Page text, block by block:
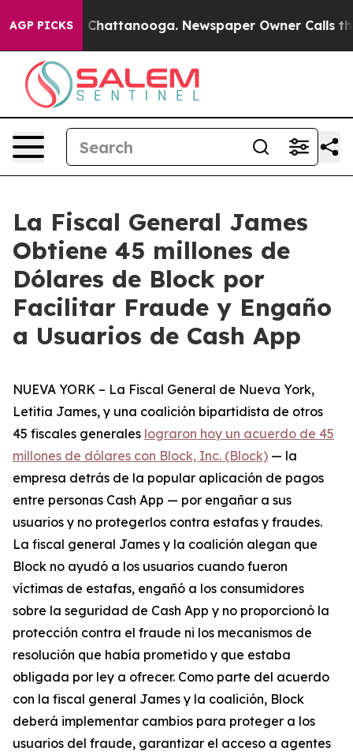
AGP PICKSin Chattanooga. Newspaper Owner Calls the
La Fiscal General James
Obtiene 45 millones de
Dólares de Block por
Facilitar Fraude y Engaño
a Usuarios de Cash App
NUEVA YORK – La Fiscal General de Nueva York,
Letitia James, y una coalición bipartidista de otros
45 fiscales generales lograron hoy un acuerdo de 45
millones de dólares con Block, Inc. (Block) — la
empresa detrás de la popular aplicación de pagos
entre personas Cash App — por engañar a sus
usuarios y no protegerlos contra estafas y fraudes.
La fiscal general James y la coalición alegan que
Block no ayudó a los usuarios cuando fueron
víctimas de estafas, engañó a los consumidores
sobre la seguridad de Cash App y no proporcionó la
protección contra el fraude ni los mecanismos de
resolución que había prometido y que estaba
obligada por ley a ofrecer. Como parte del acuerdo
con la fiscal general James y la coalición, Block
deberá implementar cambios para proteger a los
usuarios del fraude, garantizar el acceso a agentes